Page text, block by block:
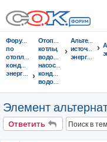
Форумы
по
отоплению,
кондиционированию,
энергосбережению
Отопительные
котлы,
водонагреватели,
насосы,
кондиционеры,
водоочистка...
источники
энергии
Элемент
Ответить